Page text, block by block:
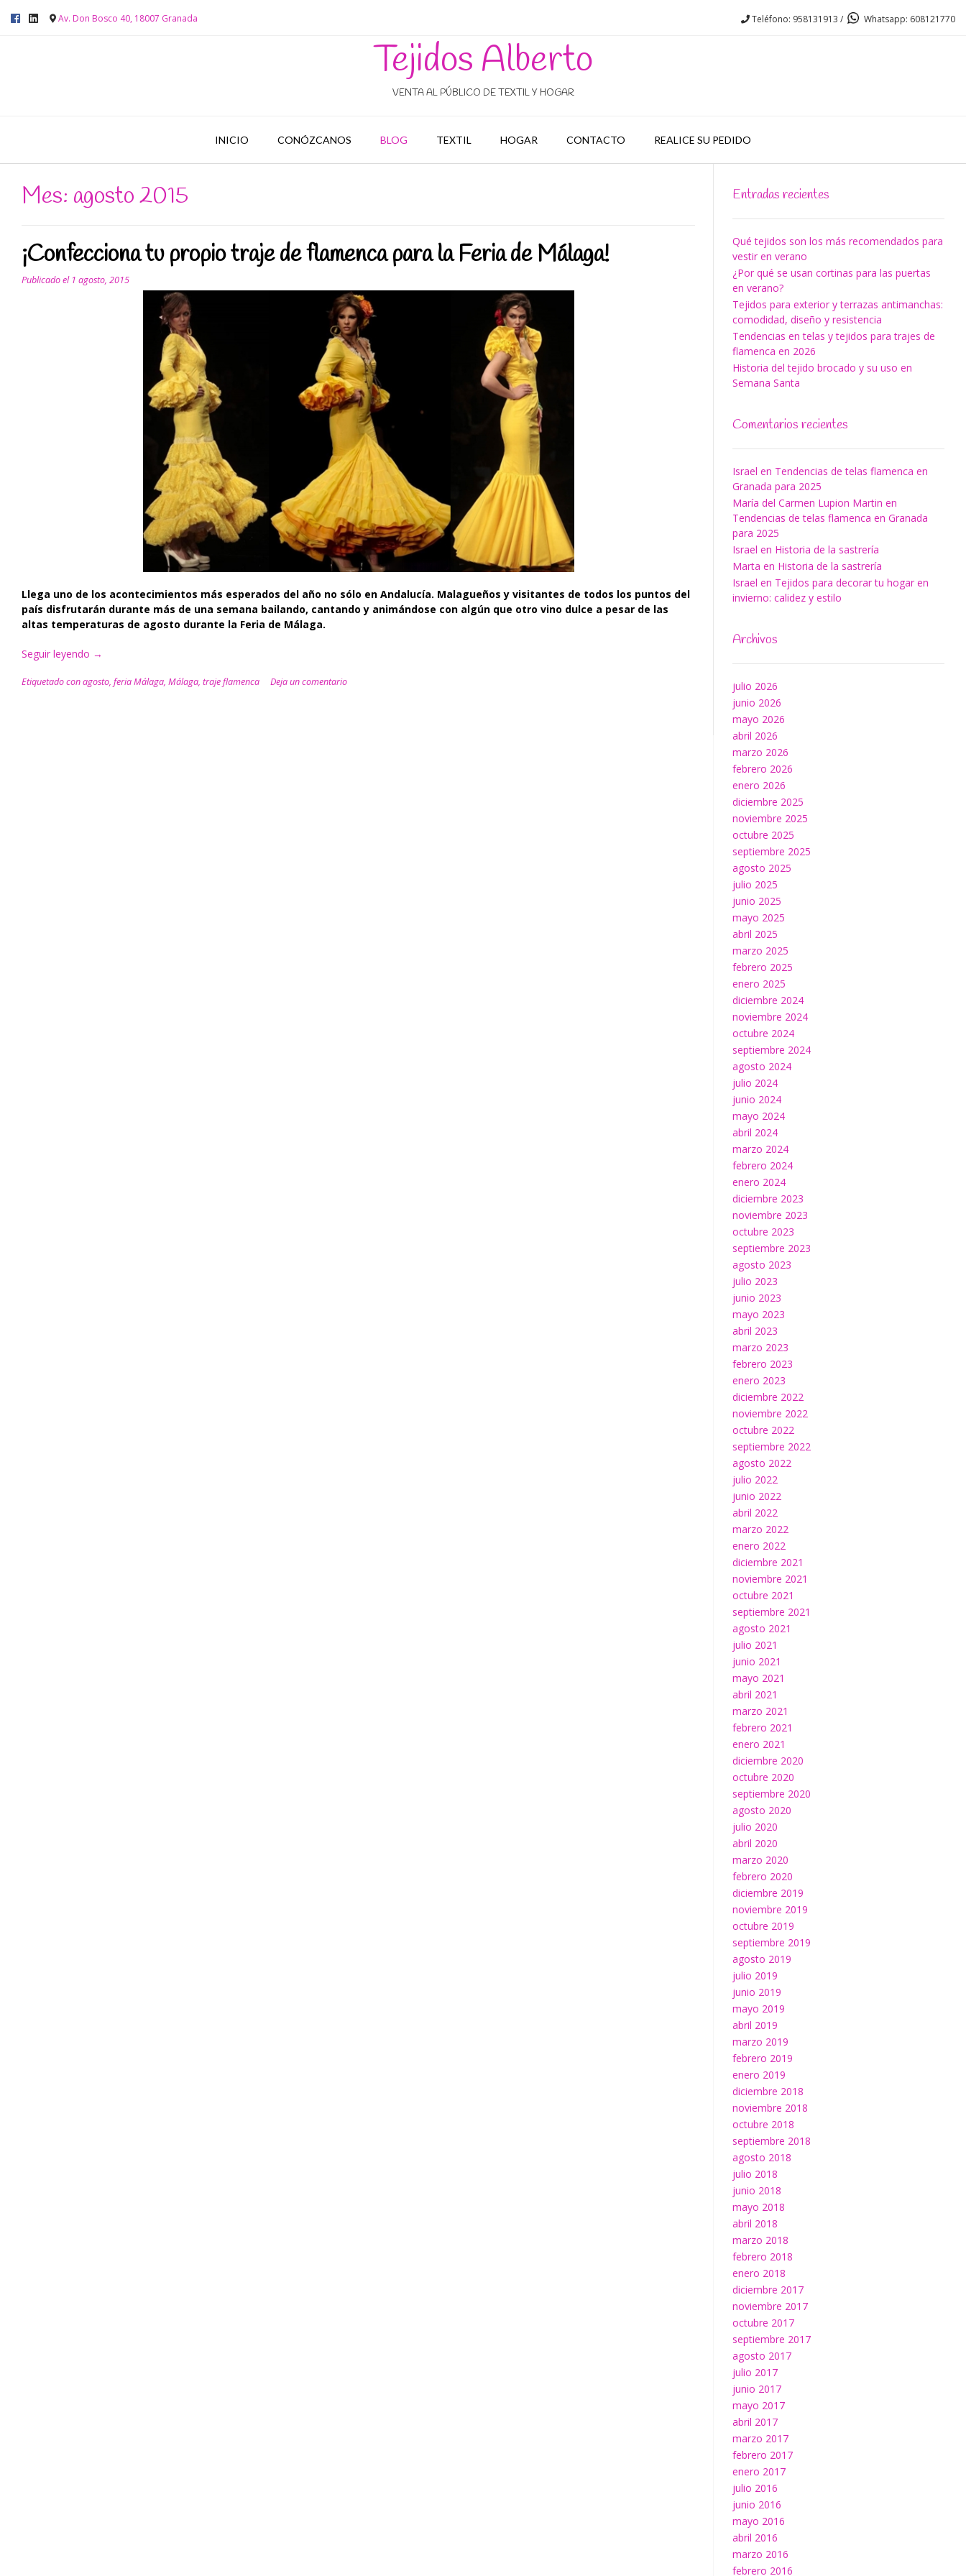
Av. Don Bosco 40, 18007 Granada Teléfono: 958131913 / Whatsapp: 608121770
Tejidos Alberto
VENTA AL PÚBLICO DE TEXTIL Y HOGAR
INICIO CONÓZCANOS BLOG TEXTIL HOGAR CONTACTO REALICE SU PEDIDO
Mes: agosto 2015
¡Confecciona tu propio traje de flamenca para la Feria de Málaga!
Publicado el 1 agosto, 2015
Llega uno de los acontecimientos más esperados del año no sólo en Andalucía. Malagueños y visitantes de todos los puntos del
país disfrutarán durante más de una semana bailando, cantando y animándose con algún que otro vino dulce a pesar de las
altas temperaturas de agosto durante la Feria de Málaga.
Seguir leyendo “¡Confecciona
propio
→
Etiquetado conagosto, feria Málaga, Málaga, traje flamenca Deja un comentario
Entradas recientes
Qué tejidos son los más recomendados para
vestir en verano
¿Por qué se usan cortinas para las puertas
en verano?
Tejidos para exterior y terrazas antimanchas:
comodidad, diseño y resistencia
Tendencias en telas y tejidos para trajes de
flamenca en 2026
Historia del tejido brocado y su uso en
Semana Santa
Comentarios recientes
Israel en Tendencias de telas flamenca en
Granada para 2025
María del Carmen Lupion Martin en
Tendencias de telas flamenca en Granada
para 2025
Israel en Historia de la sastrería
Marta en Historia de la sastrería
Israel en Tejidos para decorar tu hogar en
invierno: calidez y estilo
Archivos
julio 2026
junio 2026
mayo 2026
abril 2026
marzo 2026
febrero 2026
enero 2026
diciembre 2025
noviembre 2025
octubre 2025
septiembre 2025
agosto 2025
julio 2025
junio 2025
mayo 2025
abril 2025
marzo 2025
febrero 2025
enero 2025
diciembre 2024
noviembre 2024
octubre 2024
septiembre 2024
agosto 2024
julio 2024
junio 2024
mayo 2024
abril 2024
marzo 2024
febrero 2024
enero 2024
diciembre 2023
noviembre 2023
octubre 2023
septiembre 2023
agosto 2023
julio 2023
junio 2023
mayo 2023
abril 2023
marzo 2023
febrero 2023
enero 2023
diciembre 2022
noviembre 2022
octubre 2022
septiembre 2022
agosto 2022
julio 2022
junio 2022
abril 2022
marzo 2022
enero 2022
diciembre 2021
noviembre 2021
octubre 2021
septiembre 2021
agosto 2021
julio 2021
junio 2021
mayo 2021
abril 2021
marzo 2021
febrero 2021
enero 2021
diciembre 2020
octubre 2020
septiembre 2020
agosto 2020
julio 2020
abril 2020
marzo 2020
febrero 2020
diciembre 2019
noviembre 2019
octubre 2019
septiembre 2019
agosto 2019
julio 2019
junio 2019
mayo 2019
abril 2019
marzo 2019
febrero 2019
enero 2019
diciembre 2018
noviembre 2018
octubre 2018
septiembre 2018
agosto 2018
julio 2018
junio 2018
mayo 2018
abril 2018
marzo 2018
febrero 2018
enero 2018
diciembre 2017
noviembre 2017
octubre 2017
septiembre 2017
agosto 2017
julio 2017
junio 2017
mayo 2017
abril 2017
marzo 2017
febrero 2017
enero 2017
julio 2016
junio 2016
mayo 2016
abril 2016
marzo 2016
febrero 2016